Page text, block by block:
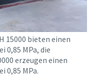
15000 bieten einen
0,85 MPa, die
erzeugen einen
0,85 MPa.